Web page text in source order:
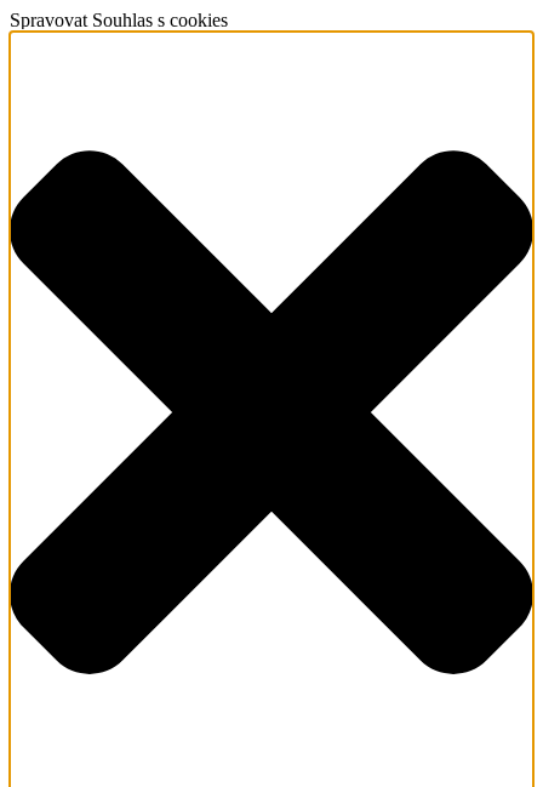
Spravovat Souhlas s cookies